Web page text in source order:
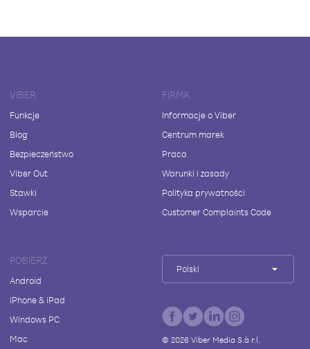
VIBER
Funkcje
Blog
Bezpieczeństwo
Viber Out
Stawki
Wsparcie
FIRMA
Informacje o Viber
Centrum marek
Praca
Warunki i zasady
Polityka prywatności
Customer Complaints Code
POBIERZ
Android
iPhone & iPad
Windows PC
Mac
Polski
© 2026Viber Media S.à r.l.